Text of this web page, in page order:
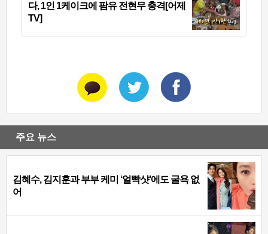
다, 1인 1케이크에 팜유 전현무 충격[어제
TV]
주요 뉴스
김혜수, 김지훈과 부부 케미 ‘얼빡샷’에도 굴욕 없
어